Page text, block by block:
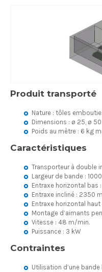
Produit transporté
Nature : tôles
Dimensions : ø 25, ø
Poids au mètre : 6 kg
Caractéristiques
Transporteur à double
Largeur de bande :
Entraxe horizontal bas
Entraxe incliné : 2350
Entraxe horizontal haut
Montage d’aimants
Vitesse : 48 m/min.
Puissance : 3 kW
Contraintes
Utilisation d’une